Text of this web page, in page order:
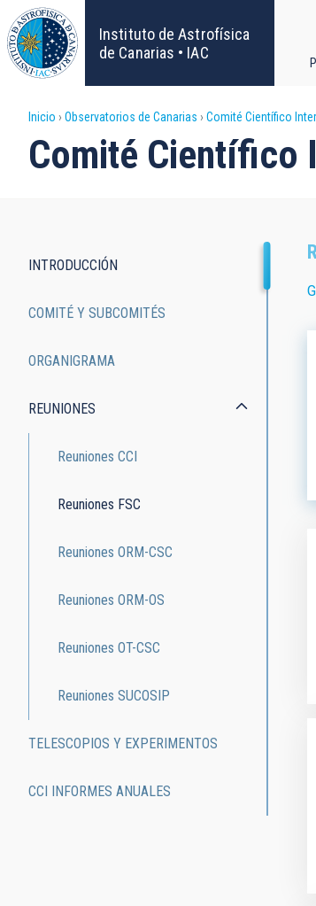
Pasar
al
contenido
principal
Instituto de Astrofísica
de Canarias • IAC
Sobrescribir
enlaces
la
navegación
Inicio Observatorios de Canarias Comité Científico
Comité Científico
navigation
INTRODUCCIÓN
COMITÉ Y SUBCOMITÉS
ORGANIGRAMA
REUNIONES
Reuniones CCI
Reuniones FSC
Reuniones ORM-CSC
Reuniones ORM-OS
Reuniones OT-CSC
Reuniones SUCOSIP
TELESCOPIOS Y EXPERIMENTOS
CCI INFORMES ANUALES